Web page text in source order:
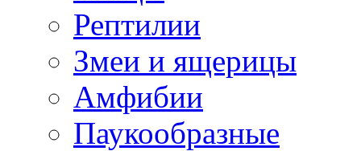
Рептилии
Змеи и ящерицы
Амфибии
Паукообразные